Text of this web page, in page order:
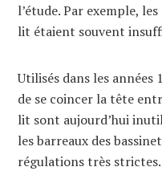
l’étude. Par exemple,
lit étaient souvent
Utilisés dans les années
de se coincer la tête
lit sont aujourd’hui
les barreaux des
régulations très